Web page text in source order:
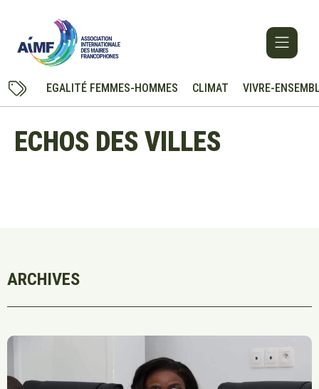
EGALITÉ FEMMES-HOMMES CLIMAT VIVRE-
ECHOS DES VILLES
ARCHIVES